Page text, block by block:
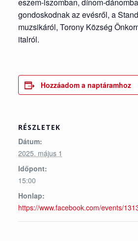
eszem-iszomban, dínom-
gondoskodnak az evésről, a
muzsikáról, Torony Község
italról.
Hozzáadom a naptáramhoz
RÉSZLETEK
Dátum:
2025. május 1
Időpont:
15:00
Honlap:
https://www.facebook.com/events/